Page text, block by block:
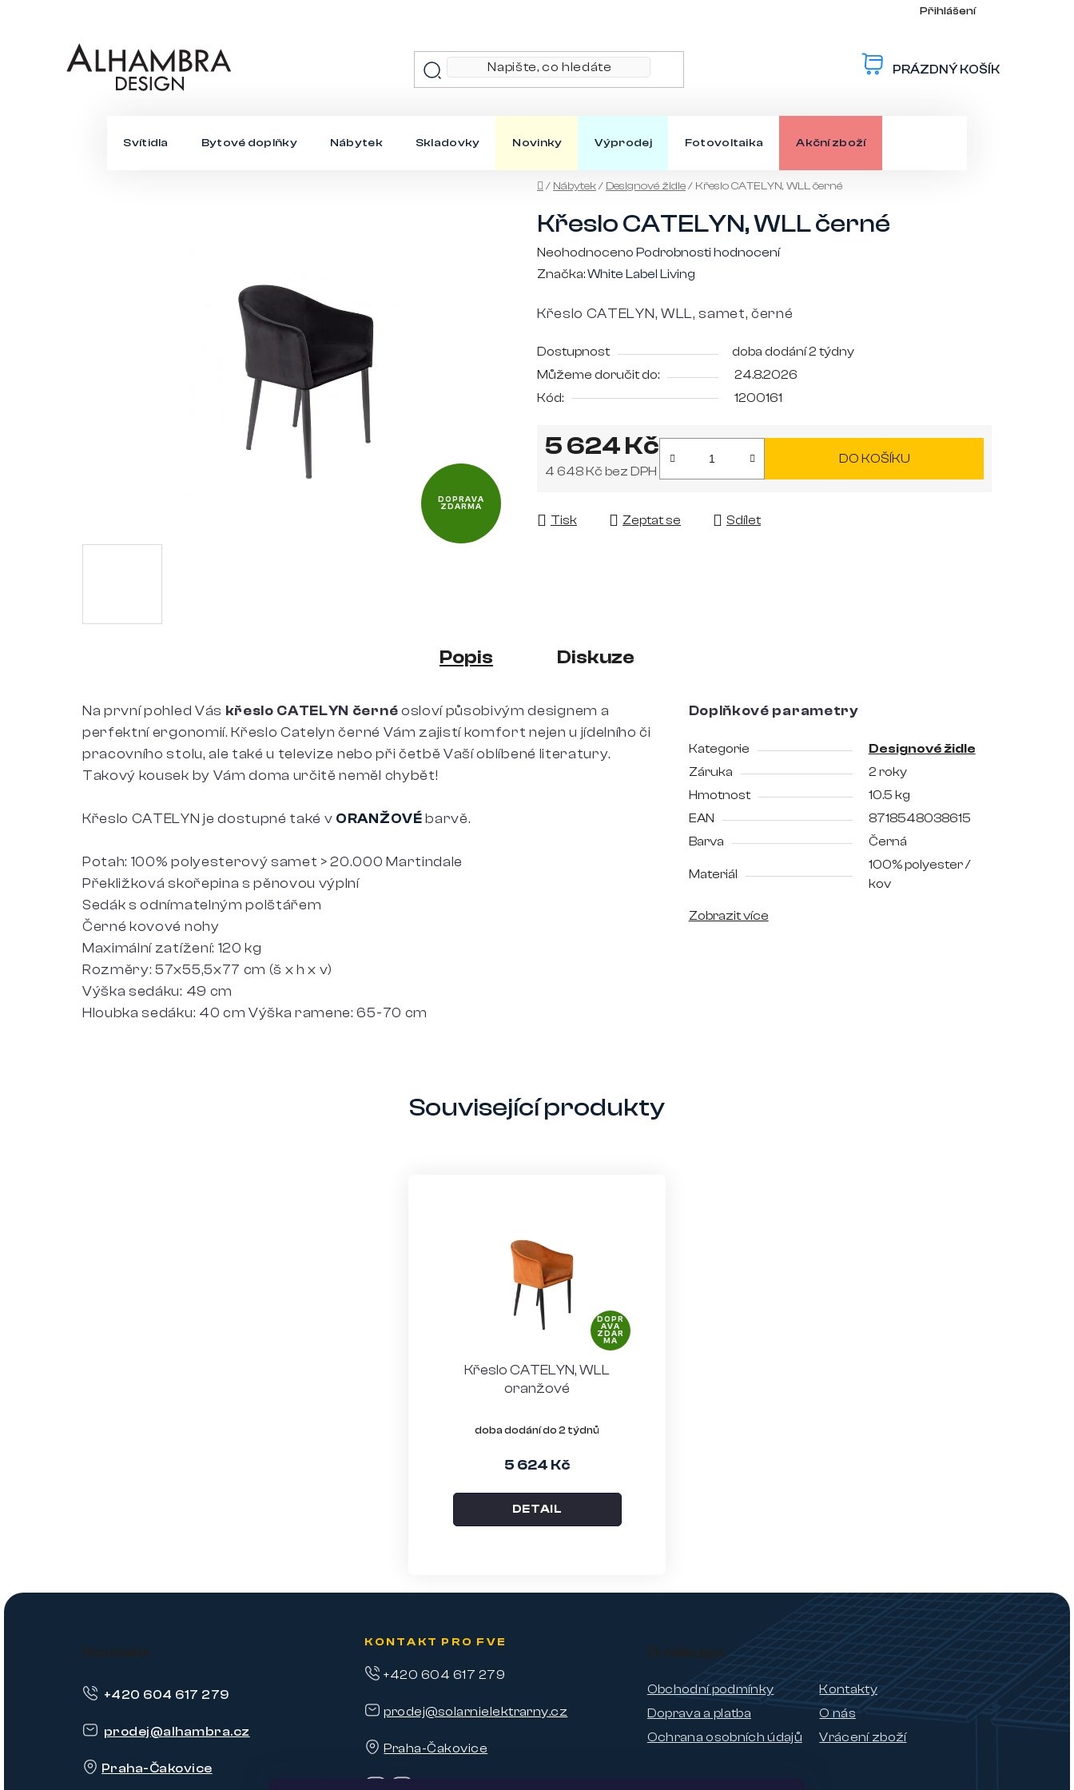
Přihlášení
PRÁZDNÝ KOŠÍK
Svítidla Bytové doplňky Nábytek Skladovky Novinky Výprodej Fotovoltaika Akční zboží
Domů
/ Nábytek/ Designové židle/ Křeslo CATELYN, WLL černé
Křeslo CATELYN, WLL černé
Průměrné
hodnocení
je
z
5
hvězdiček.
Neohodnoceno Podrobnosti hodnocení
Značka:White Label Living
Křeslo CATELYN, WLL, samet, černé
Dostupnost
doba dodání 2 týdny
Můžeme doručit do:
24.8.2026
Kód:
1200161
5 624 Kč
4 648 Kč bez DPH
DO KOŠÍKU
Tisk Zeptat se Sdílet
DOPRAVA
ZDARMA
Popis Diskuze
Na první pohled Vás křeslo CATELYN černé osloví působivým designem a
perfektní ergonomií. Křeslo Catelyn černé Vám zajistí komfort nejen u jídelního či
pracovního stolu, ale také u televize nebo při četbě Vaší oblíbené literatury.
Takový kousek by Vám doma určitě neměl chybět!
Křeslo CATELYN je dostupné také v ORANŽOVÉ barvě.
Potah: 100% polyesterový samet > 20.000 Martindale
Překližková skořepina s pěnovou výplní
Sedák s odnímatelným polštářem
Černé kovové nohy
Maximální zatížení: 120 kg
Rozměry: 57x55,5x77 cm (š x h x v)
Výška sedáku: 49 cm
Hloubka sedáku: 40 cm Výška ramene: 65-70 cm
Doplňkové parametry
Kategorie
Designové židle
Záruka
2 roky
Hmotnost
10.5 kg
EAN
8718548038615
Barva
Černá
Materiál
100% polyester /
kov
Zobrazit více
Související produkty
DOPR
AVA
ZDAR
MA
Křeslo CATELYN, WLL
oranžové
doba dodání do 2 týdnů
5 624 Kč
DETAIL
Kontakt
prodej@alhambra.cz
Praha-Čakovice
+420 604 617 279
KONTAKT PRO FVE
prodej@solarnielektrarny.cz
Praha-Čakovice
+420 604 617 279
O nákupu
Kontakty
Obchodní podmínky
O nás
Doprava a platba
Vrácení zboží
Ochrana osobních údajů